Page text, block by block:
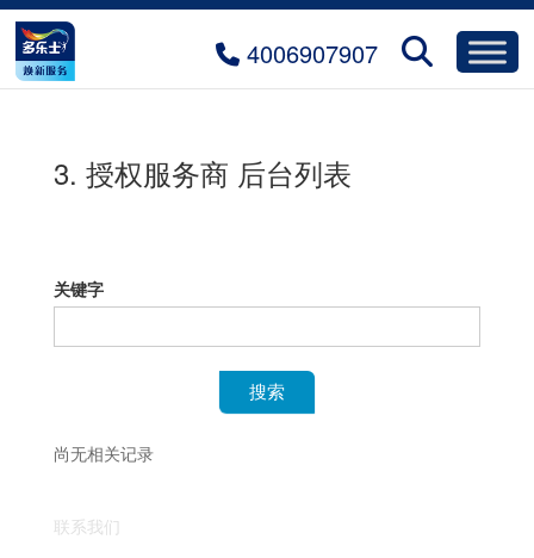
4006907907
3. 授权服务商 后台列表
搜
索
关键字
搜索
尚无相关记录
联系我们